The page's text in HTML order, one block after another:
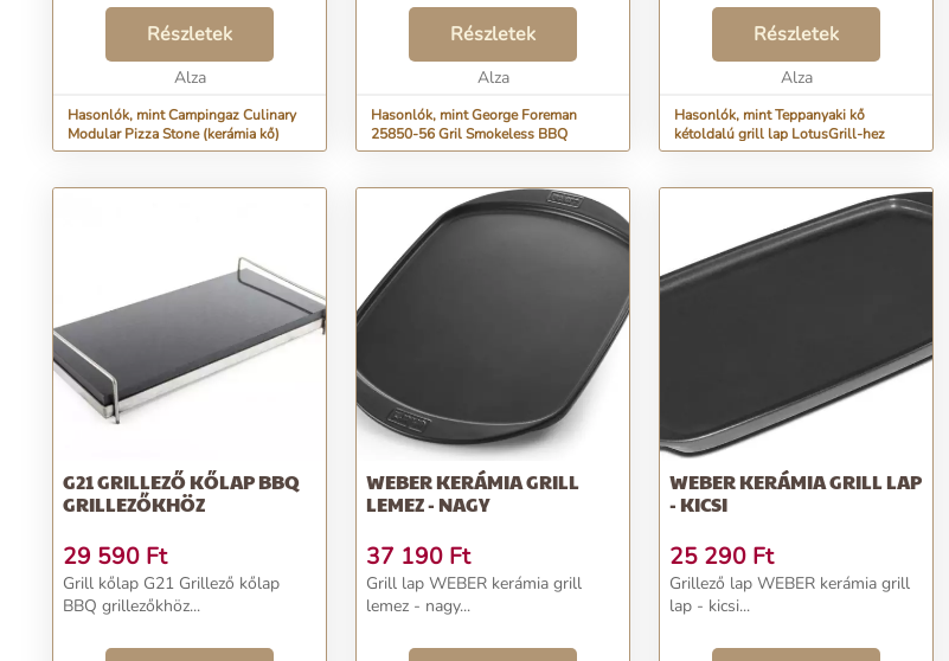
Részletek
Alza
Hasonlók, mint Campingaz Culinary
Modular Pizza Stone (kerámia kő)
Részletek
Alza
Hasonlók, mint George Foreman
25850-56 Gril Smokeless BBQ
Részletek
Alza
Hasonlók, mint Teppanyaki kő
kétoldalú grill lap LotusGrill-hez
G21 GRILLEZŐ KŐLAP BBQ
GRILLEZŐKHÖZ
29 590 Ft
Grill kőlap G21 Grillező kőlap
BBQ grillezőkhöz...
WEBER KERÁMIA GRILL
LEMEZ - NAGY
37 190 Ft
Grill lap WEBER kerámia grill
lemez - nagy...
WEBER KERÁMIA GRILL LAP
- KICSI
25 290 Ft
Grillező lap WEBER kerámia grill
lap - kicsi...